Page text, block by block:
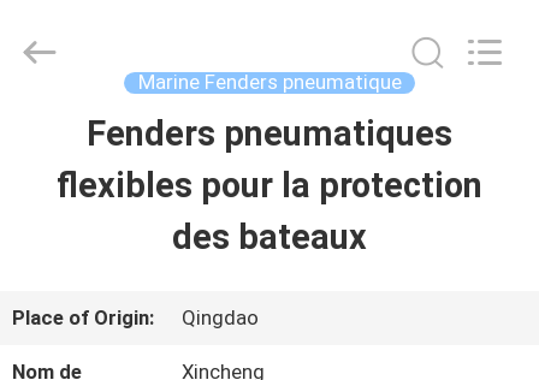
MAISON
VR
SHOW
Rubber
Marine Fenders pneumatique
Fenders pneumatiques
flexibles pour la protection
des bateaux
Place of Origin: Qingdao
Nom de
Xincheng